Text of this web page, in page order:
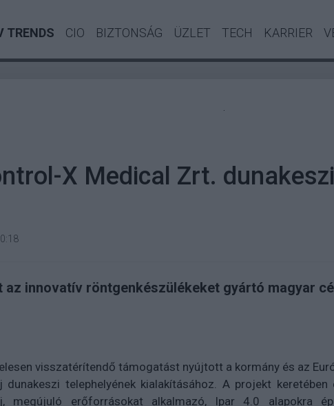
TRENDS CIO BIZTONSÁG ÜZLET TECH KARRIER
X Medical Zrt. dunakeszi
innovatív röntgenkészülékeket gyártó magyar
visszatérítendő támogatást nyújtott a kormány és az
telephelyének kialakításához. A projekt keretében
megújuló erőforrásokat alkalmazó, Ipar 4.0 alapokra